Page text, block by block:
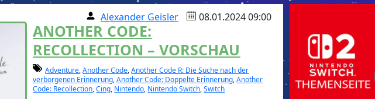
Alexander Geisler 08.01.2024 09:00
ANOTHER CODE:
RECOLLECTION – VORSCHAU
Adventure,Another Code,Another Code R: Die Suche nach der
verborgenen Erinnerung,Another Code: Doppelte Erinnerung,Another
Code: Recollection,Cing, Nintendo, Nintendo Switch,Switch